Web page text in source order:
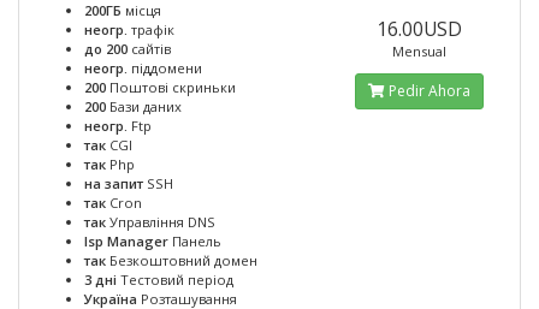
200ГБ місця
неогр. трафік
до 200 сайтів
неогр. піддомени
200 Поштові скриньки
200 Бази даних
неогр. Ftp
так CGI
так Php
на запит SSH
так Cron
так Управління DNS
Isp Manager Панель
так Безкоштовний домен
3 дні Тестовий період
Україна Розташування
16.00USD
Mensual
Pedir Ahora